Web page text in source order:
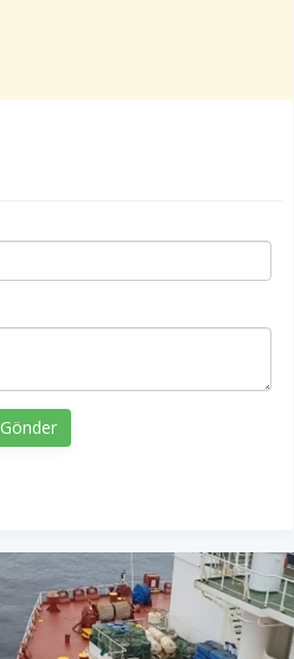
Gönder